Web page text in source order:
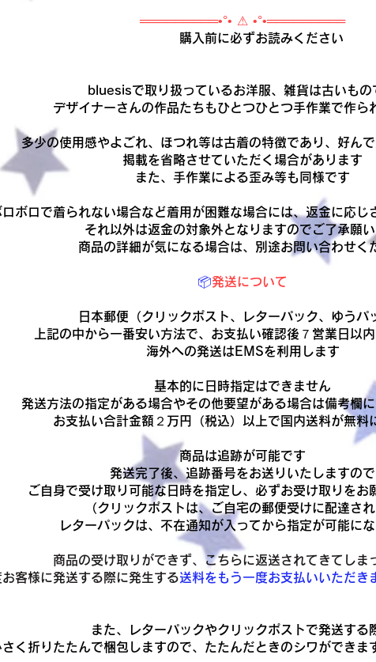
═════════•°• ⚠ •°•═════════
購入前に必ずお読みください
bluesisで取り扱っているお洋服、雑貨は古いもの
デザイナーさんの作品たちもひとつひとつ手作業で作ら
多少の使用感やよごれ、ほつれ等は古着の特徴であり、好ん
掲載を省略させていただく場合があります
また、手作業による歪み等も同様です
ロボロで着られない場合など着用が困難な場合には、返金に応じ
それ以外は返金の対象外となりますのでご了承願
商品の詳細が気になる場合は、別途お問い合わせく
📦発送について
日本郵便（クリックポスト、レターパック、ゆうパ
上記の中から一番安い方法で、お支払い確認後７営業日以
​海外への発送はEMSを利用します
基本的に日時指定はできません
発送方法の指定がある場合やその他要望がある場合は備考欄
お支払い合計金額２万円（税込）以上で国内送料が無料
商品は追跡が可能です
発送完了後、追跡番号をお送りいたしますので
ご自身で受け取り可能な日時を指定し、必ずお受け取りをお
（クリックポストは、ご自宅の郵便受けに配達さ
レターパックは、不在通知が入ってから指定が可能にな
商品の受け取りができず、こちらに返送されてきてしま
客様に発送する際に発生する送料をもう一度お支払いいただき
また、レターパックやクリックポストで発送する
さく折りたたんで梱包しますので、たたんだときのシワができま